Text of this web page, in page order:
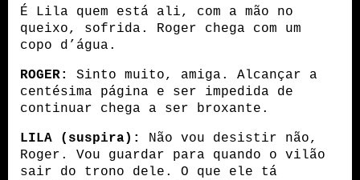
É Lila quem está ali, com a mão no
queixo, sofrida. Roger chega com um
copo d’água.
ROGER:
Sinto muito, amiga. Alcançar a
centésima página e ser impedida de
continuar chega a ser broxante.
LILA (suspira):
Não vou desistir não,
Roger. Vou guardar para quando o vilão
sair do trono dele. O que ele tá